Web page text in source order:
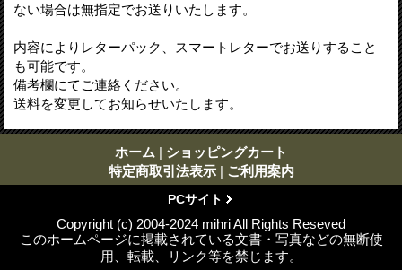
ない場合は無指定でお送りいたします。
内容によりレターパック、スマートレターでお送りすること
も可能です。
備考欄にてご連絡ください。
送料を変更してお知らせいたします。
ホーム | ショッピングカート
特定商取引法表示 | ご利用案内
PCサイト
Copyright (c) 2004-2024 mihri All Rights Reseved
このホームページに掲載されている文書・写真などの無断使
用、転載、リンク等を禁じます。